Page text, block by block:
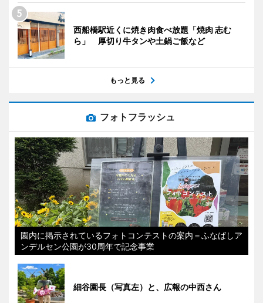
西船橋駅近くに焼き肉食べ放題「焼肉 志む
ら」 厚切り牛タンや土鍋ご飯など
もっと見る
フォトフラッシュ
園内に掲示されているフォトコンテストの案内＝ふなばしア
ンデルセン公園が30周年で記念事業
細谷園長（写真左）と、広報の中西さん